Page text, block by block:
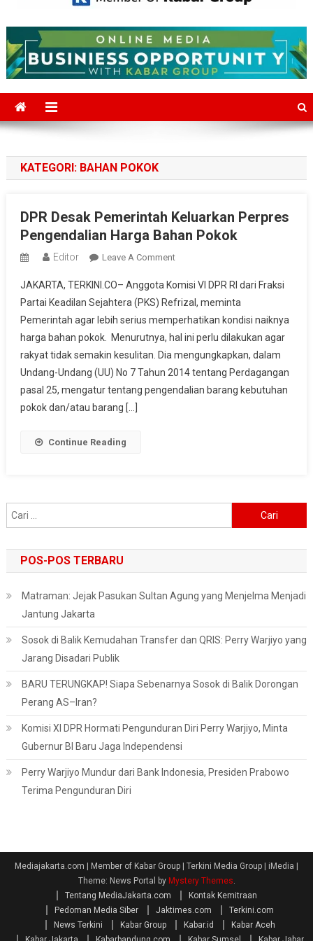
Mediajakarta.com
KATEGORI: BAHAN POKOK
DPR Desak Pemerintah Keluarkan Perpres
Pengendalian Harga Bahan Pokok
Editor Leave A CommentOn
Desak
Pemerintah
Keluarkan
Perpres
Pengendalian
Harga
Bahan
JAKARTA, TERKINI.CO– Anggota Komisi VI DPR RI dari Fraksi
Partai Keadilan Sejahtera (PKS) Refrizal, meminta
Pemerintah agar lebih serius memperhatikan kondisi naiknya
harga bahan pokok. Menurutnya, hal ini perlu dilakukan agar
rakyat tidak semakin kesulitan. Dia mengungkapkan, dalam
Undang-Undang (UU) No 7 Tahun 2014 tentang Perdagangan
pasal 25, mengatur tentang pengendalian barang kebutuhan
pokok dan/atau barang […]
Continue Reading
untuk:
POS-POS TERBARU
Matraman: Jejak Pasukan Sultan Agung yang Menjelma Menjadi
Jantung Jakarta
Sosok di Balik Kemudahan Transfer dan QRIS: Perry Warjiyo yang
Jarang Disadari Publik
BARU TERUNGKAP! Siapa Sebenarnya Sosok di Balik Dorongan
Perang AS–Iran?
Komisi XI DPR Hormati Pengunduran Diri Perry Warjiyo, Minta
Gubernur BI Baru Jaga Independensi
Perry Warjiyo Mundur dari Bank Indonesia, Presiden Prabowo
Terima Pengunduran Diri
Mediajakarta.com | Member of Kabar Group | Terkini Media Group | iMedia
Theme: News Portal by Mystery Themes.
Tentang MediaJakarta.com
Kontak Kemitraan
Pedoman Media Siber
Jaktimes.com
Terkini.com
News Terkini
Kabar Group Kabar.id
Kabar Aceh